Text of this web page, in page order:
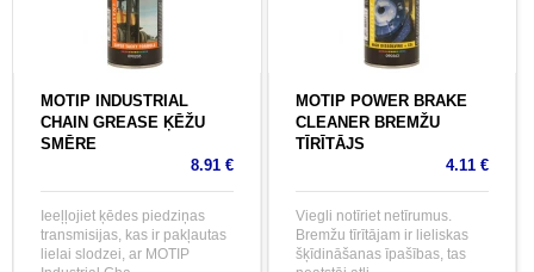
MOTIP INDUSTRIAL
CHAIN GREASE ĶĒŽU
SMĒRE
8.91 €
Ieeļļojiet ķēdes piedziņas
transmisijas, kas ir pakļautas
lielai slodzei, ar MOTIP
MOTIP POWER BRAKE
CLEANER BREMŽU
TĪRĪTĀJS
4.11 €
Viegli notīriet netīrumus.
Bremžu tīrītājam ir lieliskas
šķīdināšanas īpašības, tas